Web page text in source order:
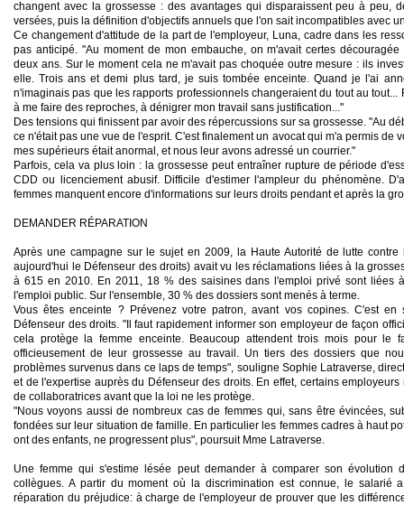
changent avec la grossesse : des avantages qui disparaissent peu à peu,
versées, puis la définition d'objectifs annuels que l'on sait incompatibles avec
Ce changement d'attitude de la part de l'employeur, Luna, cadre dans les
pas anticipé. "Au moment de mon embauche, on m'avait certes découragée
deux ans. Sur le moment cela ne m'avait pas choquée outre mesure : ils
elle. Trois ans et demi plus tard, je suis tombée enceinte. Quand je l'ai
n'imaginais pas que les rapports professionnels changeraient du tout au tout...
à me faire des reproches, à dénigrer mon travail sans justification..."
Des tensions qui finissent par avoir des répercussions sur sa grossesse. "Au
ce n'était pas une vue de l'esprit. C'est finalement un avocat qui m'a permis de
mes supérieurs était anormal, et nous leur avons adressé un courrier."
Parfois, cela va plus loin : la grossesse peut entraînerrupture de période
CDD ou licenciement abusif. Difficile d'estimerl'ampleur du phénomène.
femmes manquent encore d'informations sur leurs droits pendant et après la
DEMANDER RÉPARATION
Après une campagne sur le sujet en 2009, la Haute Autorité de lutte contre
aujourd'hui le Défenseur des droits) avait vu les réclamations liées à la
à 615 en 2010. En 2011, 18 % des saisines dans l'emploi privé sont liées
l'emploi public. Sur l'ensemble, 30 % des dossiers sont menés à terme.
Vous êtes enceinte ? Prévenez votre patron, avant vos copines. C'est en
Défenseur des droits. "Il faut rapidement informerson employeur de façon
cela protège la femme enceinte. Beaucoup attendent trois mois pour le
officieusement de leur grossesse au travail. Un tiers des dossiers que
problèmes survenus dans ce laps de temps", souligne Sophie Latraverse,
et de l'expertise auprès du Défenseur des droits. En effet, certains
de collaboratrices avant que la loi ne les protège.
"Nous voyons aussi de nombreux cas de femmes qui, sans être évincées,
fondées sur leur situation de famille. En particulier les femmes cadres à haut
ont des enfants, ne progressent plus", poursuit Mme Latraverse.
Une femme qui s'estime lésée peut demanderà comparer son évolution
collègues. A partirdu moment où la discrimination est connue, le salarié
réparation du préjudice: à charge de l'employeur de prouver que les